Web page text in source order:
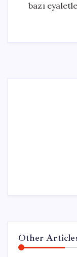
bazı
Other